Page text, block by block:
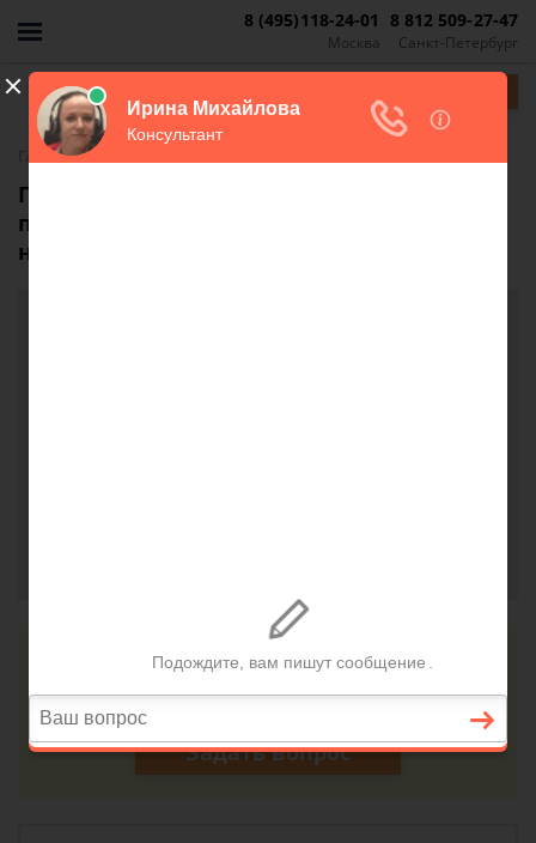
Москва
8 (495)118-24-01
Санкт-Петербург
8 812 509-27-47
Главная-FAQ
Правомерно ли мне отказали в
перерасчете по ЖКХ после отбывания
наказания в МЛС?
Консультация юриста онлайн
Ответ на сайте в течении 15 минут
Задать вопрос